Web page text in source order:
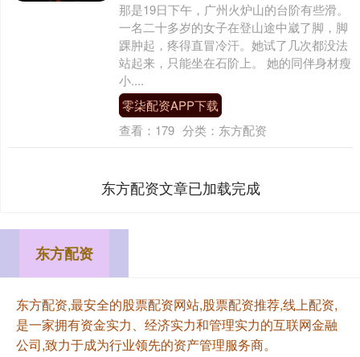
那是19日下午，广州火炉山的台阶有些滑。
一名二十多岁的女子在登山途中崴了脚，脚
踝肿起，疼得直冒冷汗。她试了几次都没法
站起来，只能坐在石阶上。 她的同伴身材瘦
小....
零柒配资APP下载
查看： 179 分类： 东方配资
东方配资文章已加载完成
东方配资
东方配资,最安全的股票配资网站,股票配资推荐,线上配资,
是一家拥有资金实力、经济实力和管理实力的互联网金融
公司,致力于成为行业领先的资产管理服务商。